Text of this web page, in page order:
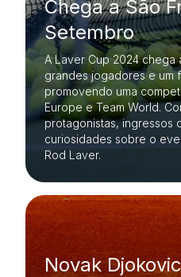
Chega a São
Setembro
A Laver Cup 2024 chega
grandes jogadores e um
promovendo uma
Europe e Team World.
protagonistas, ingressos
curiosidades sobre o
Rod Laver.
Novak